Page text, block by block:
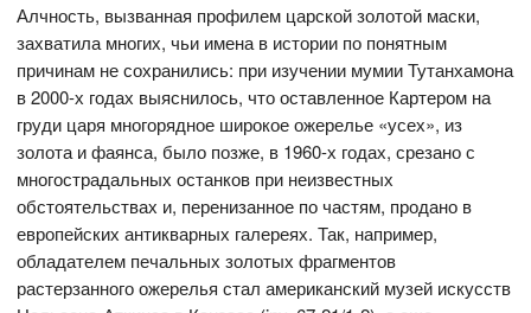
Алчность, вызванная профилем царской золотой маски,
захватила многих, чьи имена в истории по понятным
причинам не сохранились: при изучении мумии Тутанхамона
в 2000-х годах выяснилось, что оставленное Картером на
груди царя многорядное широкое ожерелье «усех», из
золота и фаянса, было позже, в 1960-х годах, срезано с
многострадальных останков при неизвестных
обстоятельствах и, перенизанное по частям, продано в
европейских антикварных галереях. Так, например,
обладателем печальных золотых фрагментов
растерзанного ожерелья стал американский музей искусств